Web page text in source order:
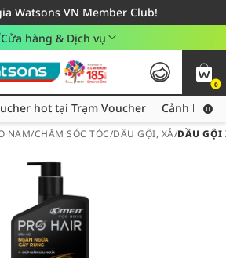
Watsons VN Member Club!
hàng cho đơn hàng từ 249,000Đ
24h - Áp dụng khu vực TP. Hồ Chí Minh
Cửa hàng & Dịch vụ
0
Thu thập thêm voucher hot tại Trạm Voucher
hot tại Trạm Voucher Cảnh báo
NAM/CHĂM SÓC TÓC/DẦU GỘI, XẢ/DẦU GỘI